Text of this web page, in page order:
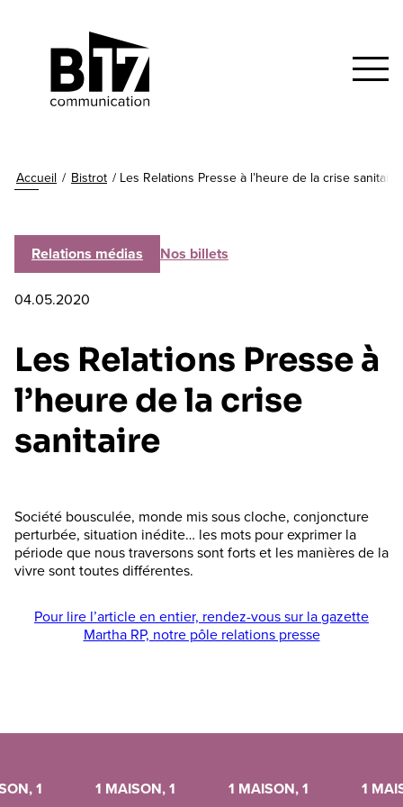
Accueil / Bistrot / Les Relations Presse à l’heure de la crise sanitaire
Relations médias Nos billets
04.05.2020
Les Relations Presse à
l’heure de la crise
sanitaire
Société bousculée, monde mis sous cloche, conjoncture
perturbée, situation inédite… les mots pour exprimer la
période que nous traversons sont forts et les manières de la
vivre sont toutes différentes.
Pour lire l’article en entier, rendez-vous sur la gazette
Martha RP, notre pôle relations presse
1
1 MAISON, 1
1 MAISON, 1
1